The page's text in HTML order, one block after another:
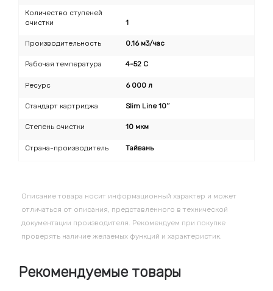
Количество ступеней
очистки
1
Производительность 0.16 м3/час
Рабочая температура 4-52 C
Ресурс 6 000 л
Стандарт картриджа Slim Line 10″
Степень очистки 10 мкм
Страна-производитель Тайвань
Описание товара носит информационный характер и может
отличаться от описания, представленного в технической
документации производителя. Рекомендуем при покупке
проверять наличие желаемых функций и характеристик.
Рекомендуемые товары